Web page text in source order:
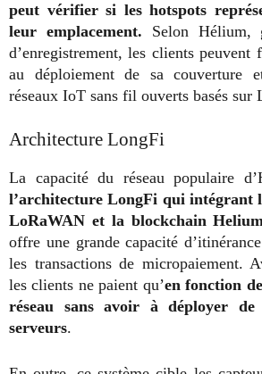
peut vérifier si les hotspots
leur emplacement. Selon Hélium,
d’enregistrement, les clients peuvent
au déploiement de sa couverture
réseaux IoT sans fil ouverts basés sur
Architecture LongFi
La capacité du réseau populaire
l’architecture LongFi qui intégrant
LoRaWAN et la blockchain
offre une grande capacité
les transactions de micropaiement.
les clients ne paient qu’en fonction
réseau sans avoir à déployer de
serveurs.